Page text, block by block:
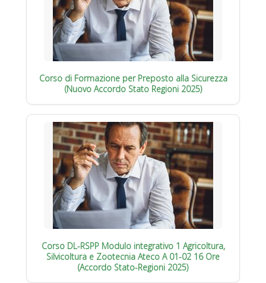
Corso di Formazione per Preposto alla Sicurezza
(Nuovo Accordo Stato Regioni 2025)
Corso DL-RSPP Modulo integrativo 1 Agricoltura,
Silvicoltura e Zootecnia Ateco A 01-02 16 Ore
(Accordo Stato-Regioni 2025)